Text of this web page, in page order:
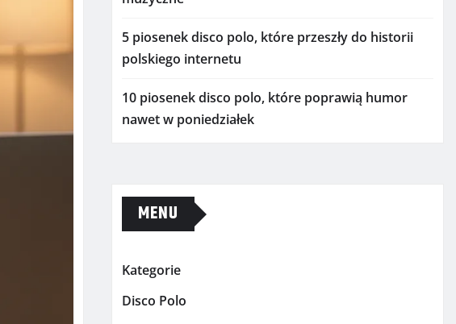
5 piosenek disco polo, które przeszły do historii
polskiego internetu
10 piosenek disco polo, które poprawią humor
nawet w poniedziałek
MENU
Kategorie
Disco Polo